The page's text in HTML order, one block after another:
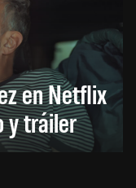
en Netflix
y tráiler